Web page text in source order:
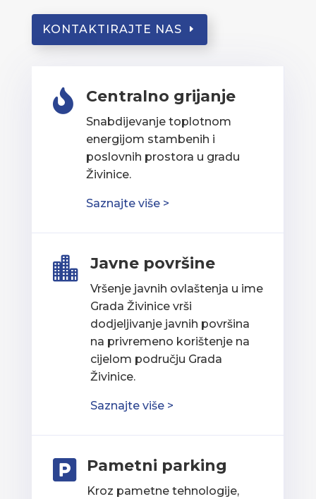
KONTAKTIRAJTE NAS
 Centralno grijanje
Snabdijevanje toplotnom
energijom stambenih i
poslovnih prostora u gradu
Živinice.
Saznajte više >
 Javne površine
Vršenje javnih ovlaštenja u ime
Grada Živinice vrši
dodjeljivanje javnih površina
na privremeno korištenje na
cijelom području Grada
Živinice.
Saznajte više >
 Pametni parking
Kroz pametne tehnologije,